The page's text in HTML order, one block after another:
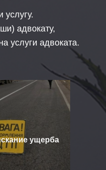
услугу.
адвокату,
услуги адвоката.
ущерба